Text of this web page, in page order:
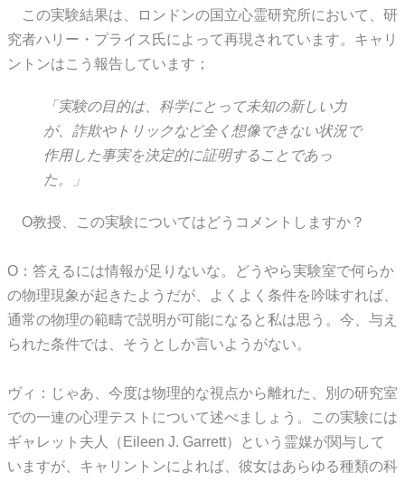
この実験結果は、ロンドンの国立心霊研究所において、研
究者ハリー・プライス氏によって再現されています。キャリ
ントンはこう報告しています；
「実験の目的は、科学にとって未知の新しい力
が、詐欺やトリックなど全く想像できない状況で
作用した事実を決定的に証明することであっ
た。」
O教授、この実験についてはどうコメントしますか？
O：答えるには情報が足りないな。どうやら実験室で何らか
の物理現象が起きたようだが、よくよく条件を吟味すれば、
通常の物理の範疇で説明が可能になると私は思う。今、与え
られた条件では、そうとしか言いようがない。
ヴィ：じゃあ、今度は物理的な視点から離れた、別の研究室
での一連の心理テストについて述べましょう。この実験には
ギャレット夫人（Eileen J. Garrett）という霊媒が関与して
いますが、キャリントンによれば、彼女はあらゆる種類の科